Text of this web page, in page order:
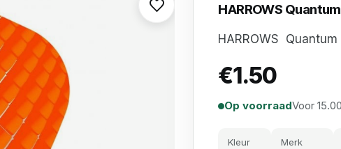
HARROWS
HARROWS
€1.50
Op voorraadVoor
Kleur Merk